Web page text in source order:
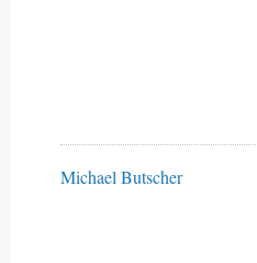
Michael Butscher